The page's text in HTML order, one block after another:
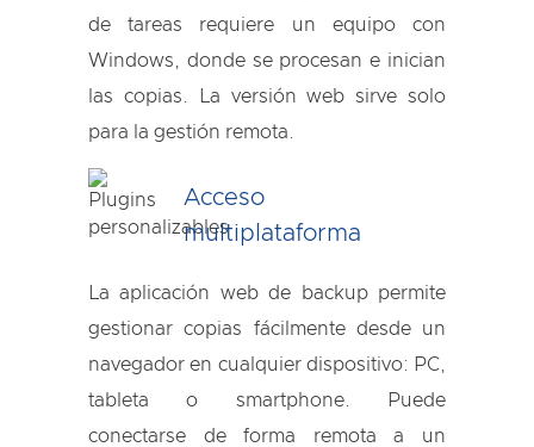
de tareas requiere un equipo con
Windows, donde se procesan e inician
las copias. La versión web sirve solo
para la gestión remota.
Acceso
multiplataforma
La aplicación web de backup permite
gestionar copias fácilmente desde un
navegador en cualquier dispositivo: PC,
tableta o smartphone. Puede
conectarse de forma remota a un